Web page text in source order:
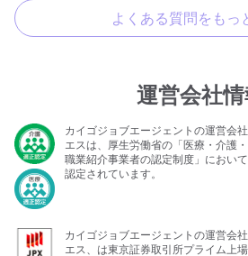
よくある質問をもっ
運営会社
カイゴジョブエージェントの運営会
エスは、厚生労働省の「医療・介護
職業紹介事業者の認定制度」におい
認定されています。
カイゴジョブエージェントの運営会
エス、は東京証券取引所プライム上場